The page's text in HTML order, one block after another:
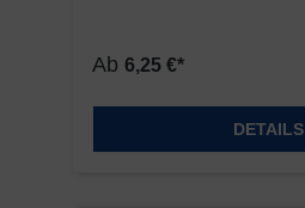
Ab 6,25 €*
DETAILS